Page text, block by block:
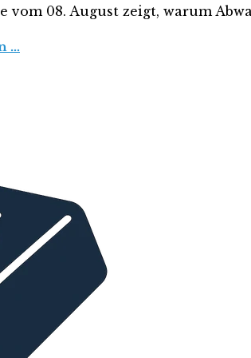
vom 08. August zeigt, warum
…